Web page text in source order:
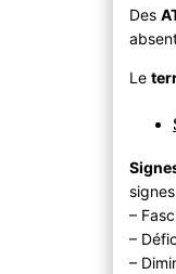
Des
Le
–
–
–